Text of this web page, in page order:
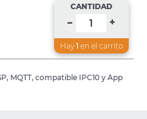
CANTIDAD
– +
Hay 1en el carrito
MQTT, compatible IPC10 y App